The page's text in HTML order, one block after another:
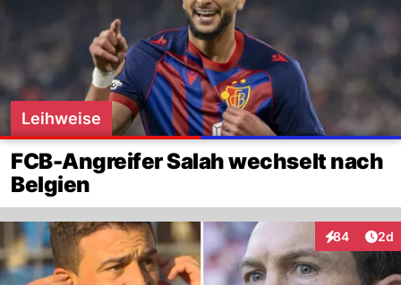
Leihweise
FCB-Angreifer Salah wechselt nach
Belgien
84
Interaktionen
2d